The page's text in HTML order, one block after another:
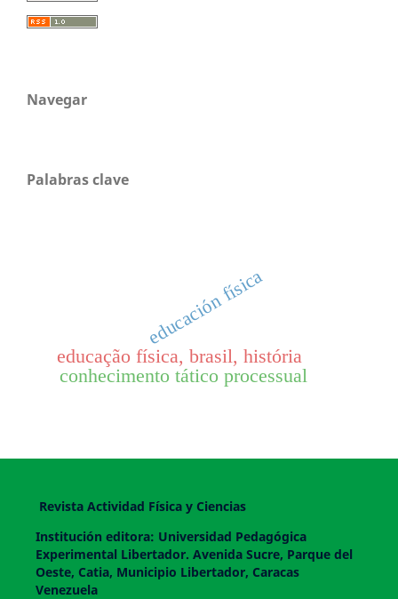
Navegar
Palabras clave
educación física
educação física, brasil, história
conhecimento tático processual
Revista Actividad Física y Ciencias
Institución editora: Universidad Pedagógica
Experimental Libertador. Avenida Sucre, Parque del
Oeste, Catia, Municipio Libertador, Caracas
Venezuela